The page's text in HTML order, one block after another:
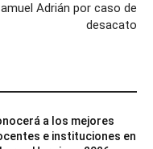
Adrián por caso de
desacato
a los mejores
e instituciones en